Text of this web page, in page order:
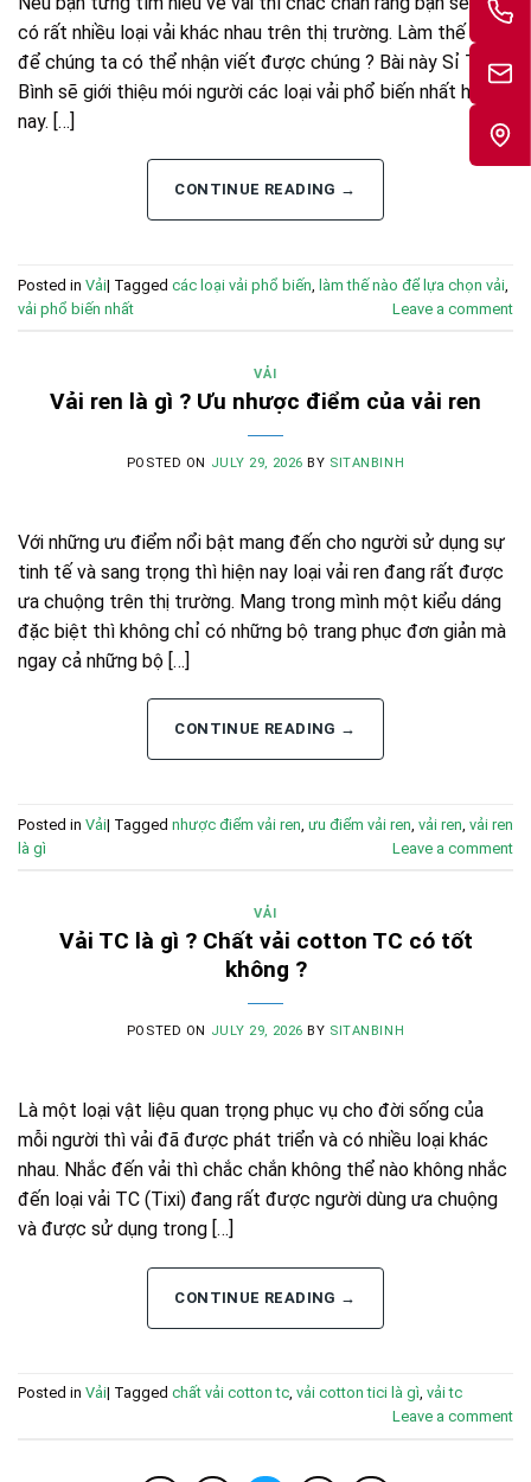
có rất nhiều loại vải khác nhau trên thị trường. Làm thế nào
để chúng ta có thể nhận viết được chúng ? Bài này Sỉ Tân
Bình sẽ giới thiệu mói người các loại vải phổ biến nhất hiện
nay. […]
CONTINUE READING →
Posted in Vải| Tagged các loại vải phổ biến làm thế nào để lựa chọn vải
vải phổ biến nhất
Leave a comment
VẢI
Vải ren là gì ? Ưu nhược điểm của vải ren
POSTED ON JULY 29, 2026 BY SITANBINH
Với những ưu điểm nổi bật mang đến cho người sử dụng sự
tinh tế và sang trọng thì hiện nay loại vải ren đang rất được
ưa chuộng trên thị trường. Mang trong mình một kiểu dáng
đặc biệt thì không chỉ có những bộ trang phục đơn giản mà
ngay cả những bộ […]
CONTINUE READING →
Posted in Vải| Tagged nhược điểm vải ren ưu điểm vải ren vải ren vải ren
là gì
Leave a comment
VẢI
Vải TC là gì ? Chất vải cotton TC có tốt
không ?
POSTED ON JULY 29, 2026 BY SITANBINH
Là một loại vật liệu quan trọng phục vụ cho đời sống của
mỗi người thì vải đã được phát triển và có nhiều loại khác
nhau. Nhắc đến vải thì chắc chắn không thể nào không nhắc
đến loại vải TC (Tixi) đang rất được người dùng ưa chuộng
và được sử dụng trong […]
CONTINUE READING →
Posted in Vải| Tagged chất vải cotton tc vải cotton tici là gì vải tc
Leave a comment